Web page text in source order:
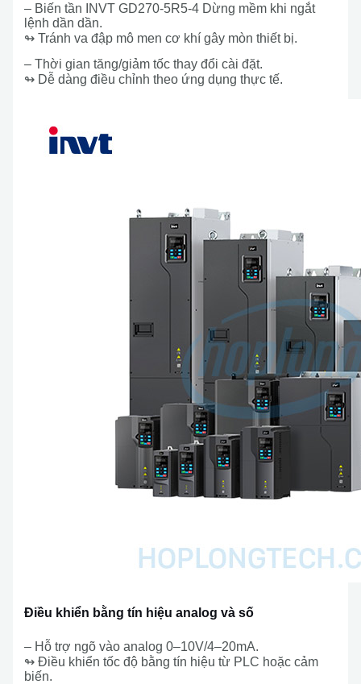
– Biến tần INVT GD270-5R5-4 Dừng mềm khi ngắt
lệnh dần dần.
↬ Tránh va đập mô men cơ khí gây mòn thiết bị.
– Thời gian tăng/giảm tốc thay đổi cài đặt.
↬ Dễ dàng điều chỉnh theo ứng dụng thực tế.
Điều khiển bằng tín hiệu analog và số
– Hỗ trợ ngõ vào analog 0–10V/4–20mA.
↬ Điều khiển tốc độ bằng tín hiệu từ PLC hoặc cảm
biến.